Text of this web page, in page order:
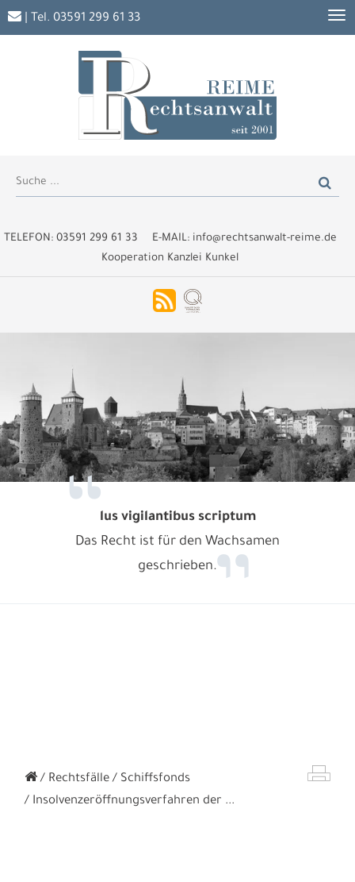
TELEFON: 03591 299 61 33 E-MAIL: info@rechtsanwalt-reime.de
Kooperation Kanzlei Kunkel
| Tel. 03591 299 61 33
lus vigilantibus scriptum
Das Recht ist für den Wachsamen
geschrieben.
Rechtsfälle
Schiffsfonds
Insolvenzeröffnungsverfahren der ...